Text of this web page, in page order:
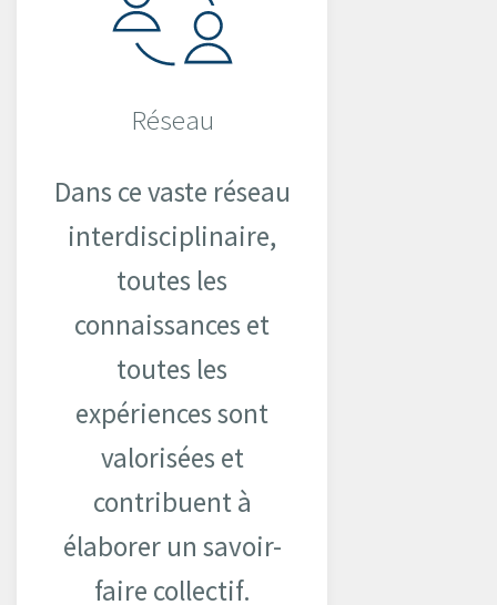
Réseau
Dans ce vaste réseau
interdisciplinaire,
toutes les
connaissances et
toutes les
expériences sont
valorisées et
contribuent à
élaborer un savoir-
faire collectif.